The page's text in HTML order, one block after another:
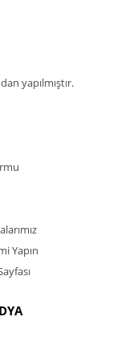
yapılmıştır.
Yapın